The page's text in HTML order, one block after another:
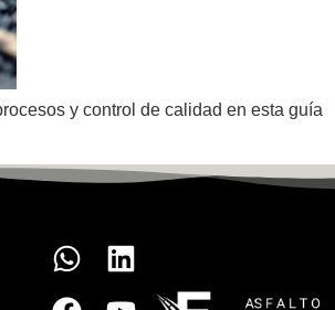
y control de calidad en esta guía